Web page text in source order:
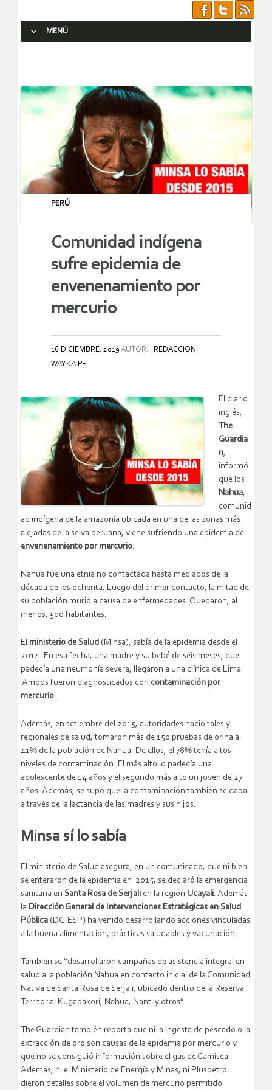
MENÚ
PERÚ
Comunidad indígena
sufre epidemia de
envenenamiento por
mercurio
16 DICIEMBRE, 2019 AUTOR:
REDACCIÓN
WAYKA.PE
El diario
inglés,
The
Guardia
n,
informó
que los
Nahua,
comunid
ad indígena de la amazonía ubicada en una de las zonas más
alejadas de la selva peruana, viene sufriendo una epidemia de
envenenamiento por mercurio.
Nahua fue una etnia no contactada hasta mediados de la
década de los ochenta. Luego del primer contacto, la mitad de
su población murió a causa de enfermedades. Quedaron, al
menos, 500 habitantes.
El ministerio de Salud (Minsa), sabía de la epidemia desde el
2014. En esa fecha, una madre y su bebé de seis meses, que
padecía una neumonía severa, llegaron a una clínica de Lima.
Ambos fueron diagnosticados con contaminación por
mercurio.
Además, en setiembre del 2015, autoridades nacionales y
regionales de salud, tomaron más de 150 pruebas de orina al
41% de la población de Nahua. De ellos, el 78% tenía altos
niveles de contaminación. El más alto lo padecía una
adolescente de 14 años y el segundo más alto un joven de 27
años. Además, se supo que la contaminación también se daba
a través de la lactancia de las madres y sus hijos.
Minsa sí lo sabía
El ministerio de Salud asegura, en un comunicado, que ni bien
se enteraron de la epidemia en 2015, se declaró la emergencia
sanitaria en Santa Rosa de Serjali en la región Ucayali. Además
la Dirección General de Intervenciones Estratégicas en Salud
Pública (DGIESP) ha venido desarrollando acciones vinculadas
a la buena alimentación, prácticas saludables y vacunación.
Tambien se “desarrollaron campañas de asistencia integral en
salud a la población Nahua en contacto inicial de la Comunidad
Nativa de Santa Rosa de Serjali, ubicado dentro de la Reserva
Territorial Kugapakori, Nahua, Nanti y otros”.
The Guardian también reporta que ni la ingesta de pescado o la
extracción de oro son causas de la epidemia por mercurio y
que no se consiguió información sobre el gas de Camisea.
Además, ni el Ministerio de Energía y Minas, ni Pluspetrol
dieron detalles sobre el volumen de mercurio permitido